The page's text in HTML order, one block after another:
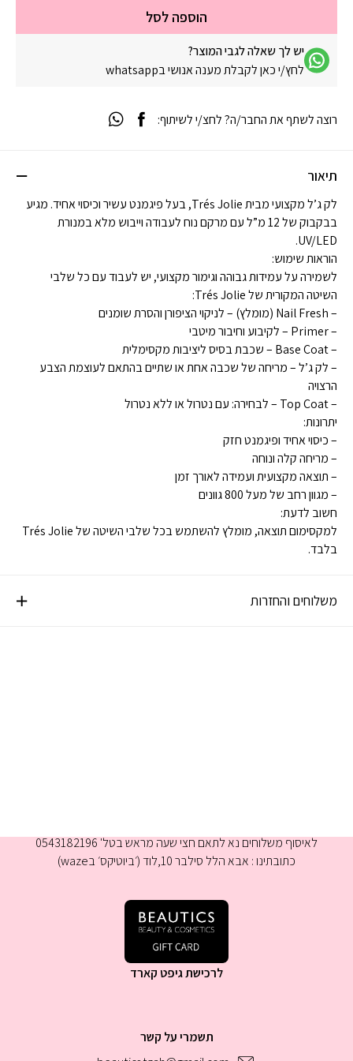
הוספה לסל
יש לך שאלה לגבי המוצר?
לחץ/י כאן לקבלת מענה אנושי בwhatsapp
תיאור
לק ג’ל מקצועי מבית Trés Jolie, בעל פיגמנט עשיר וכיסוי אחיד. מגיע
בבקבוק של 12 מ”ל עם מרקם נוח לעבודה וייבוש מלא במנורת
UV/LED.
הוראות שימוש:
לשמירה על עמידות גבוהה וגימור מקצועי, יש לעבוד עם כל שלבי
השיטה המקורית של Trés Jolie:
– Nail Fresh (מומלץ) – לניקוי הציפורן והסרת שומנים
– Primer – לקיבוע וחיבור מיטבי
– Base Coat – שכבת בסיס ליציבות מקסימלית
– לק ג’ל – מריחה של שכבה אחת או שתיים בהתאם לעוצמת הצבע
הרצויה
– Top Coat – לבחירה: עם נטרול או ללא נטרול
יתרונות:
– כיסוי אחיד ופיגמנט חזק
– מריחה קלה ונוחה
– תוצאה מקצועית ועמידה לאורך זמן
– מגוון רחב של מעל 800 גוונים
חשוב לדעת:
למקסימום תוצאה, מומלץ להשתמש בכל שלבי השיטה של Trés Jolie
בלבד.
משלוחים והחזרות
רוצה לשתף את החבר/ה? לחצ/י לשיתוף:
תשמרי על קשר
לאיסוף משלוחים נא לתאם חצי שעה מראש בטל' 0543182196
כתובתינו : אבא הלל סילבר 10,לוד (׳ביוטיקס׳ בwaze)
לרכישת גיפט קארד